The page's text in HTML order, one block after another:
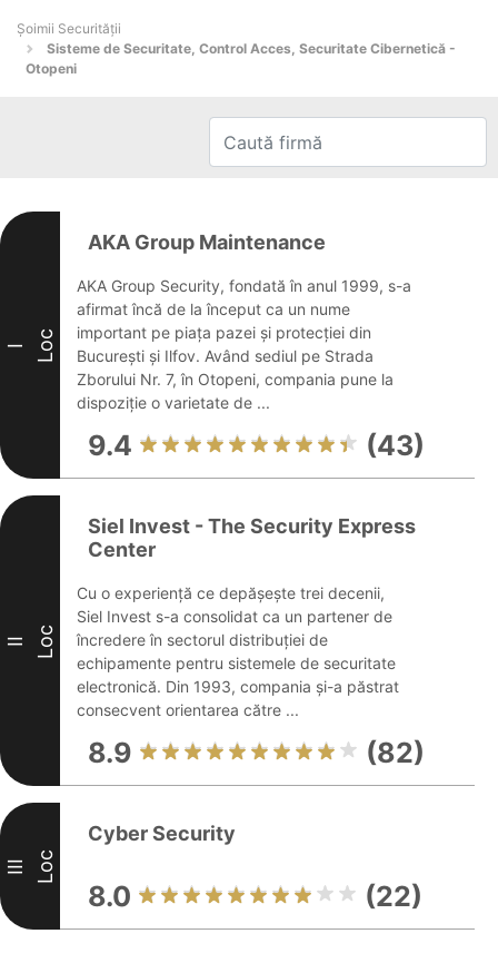
Șoimii Securității
Sisteme de Securitate, Control Acces, Securitate Cibernetică -
Otopeni
I Loc
AKA Group Maintenance
AKA Group Security, fondată în anul 1999, s-a
afirmat încă de la început ca un nume
important pe piața pazei și protecției din
București și Ilfov. Având sediul pe Strada
Zborului Nr. 7, în Otopeni, compania pune la
dispoziție o varietate de ...
9.4 (43)
II Loc
Siel Invest - The Security Express
Center
Cu o experiență ce depășește trei decenii,
Siel Invest s-a consolidat ca un partener de
încredere în sectorul distribuției de
echipamente pentru sistemele de securitate
electronică. Din 1993, compania și-a păstrat
consecvent orientarea către ...
8.9 (82)
III Loc
Cyber Security
8.0 (22)